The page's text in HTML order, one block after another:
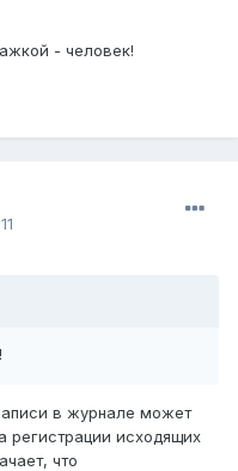
- человек!
в журнале может
регистрации исходящих
что